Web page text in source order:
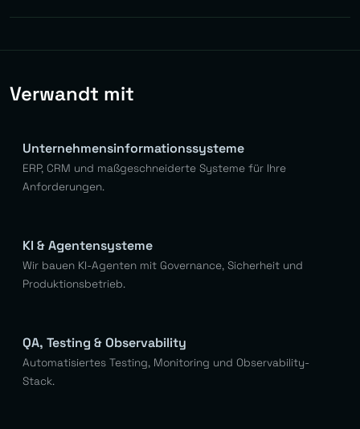
wiederverwendbaren Komponenten — konsistente UX
Features.
Verwandt mit
Unternehmensinformationssysteme
ERP, CRM und maßgeschneiderte Systeme für Ihre
Anforderungen.
KI & Agentensysteme
Wir bauen KI-Agenten mit Governance, Sicherheit und
Produktionsbetrieb.
QA, Testing & Observability
Automatisiertes Testing, Monitoring und Observability-
Stack.